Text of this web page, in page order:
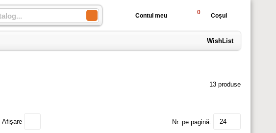
Contul meu 0 Coșul
WishList
13 produse
Afișare Nr. pe pagină: 24